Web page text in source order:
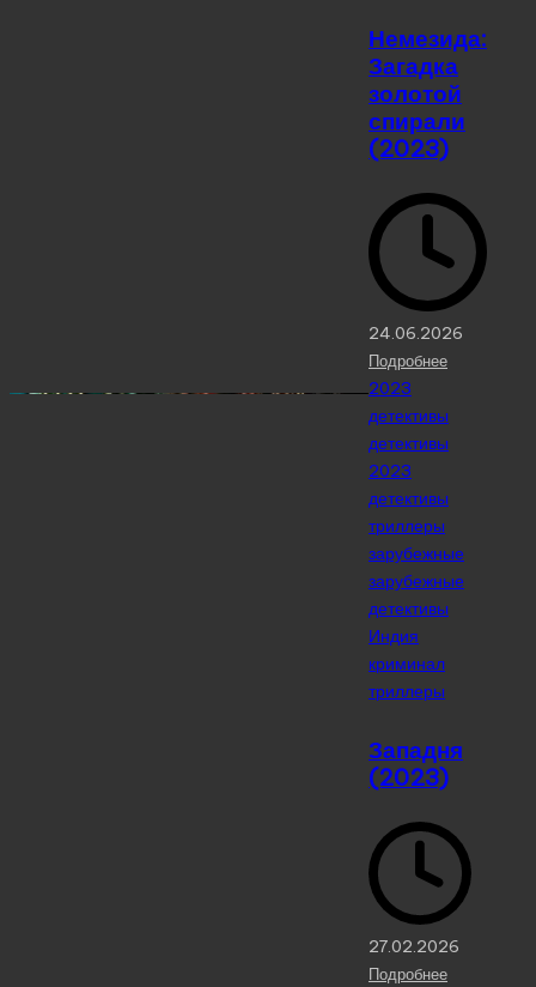
Немезида:
Загадка
золотой
спирали
(2023)
24.06.2026
Подробнее
Posted
in
2023
детективы
детективы
2023
детективы
триллеры
зарубежные
зарубежные
детективы
Индия
криминал
триллеры
Западня
(2023)
27.02.2026
Подробнее